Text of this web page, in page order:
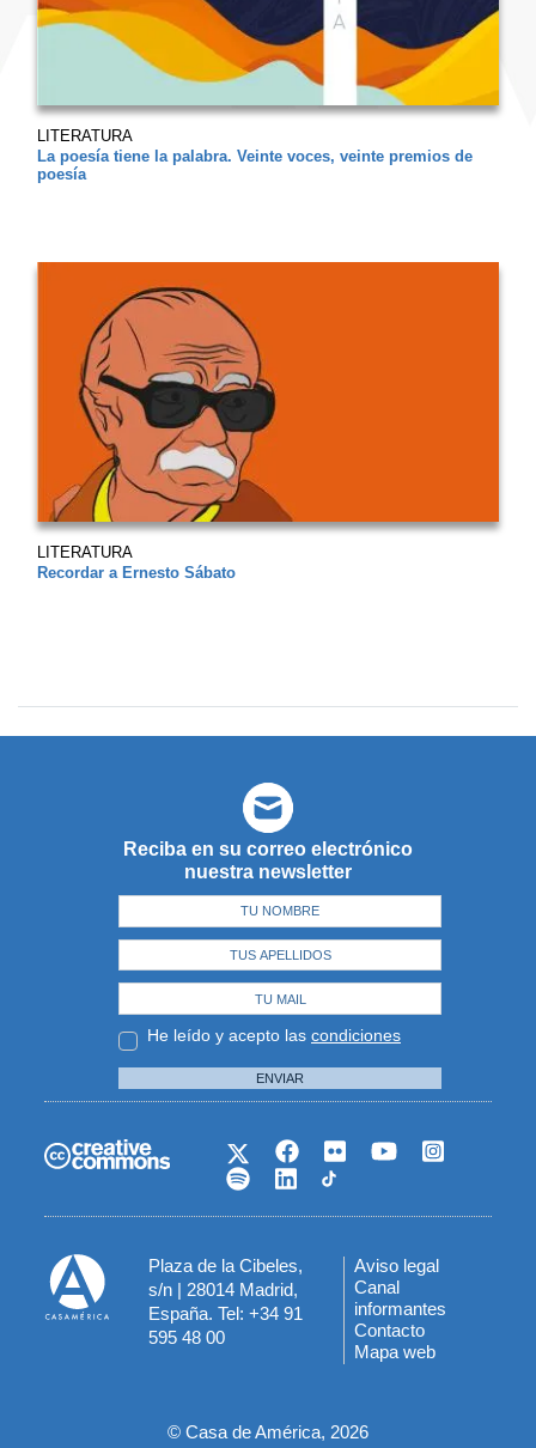
LITERATURA
La poesía tiene la palabra. Veinte voces, veinte premios de
poesía
LITERATURA
Recordar a Ernesto Sábato
Reciba en su correo electrónico
nuestra newsletter
He leído y acepto las condiciones
ENVIAR
Plaza de la Cibeles,
s/n | 28014 Madrid,
España. Tel: +34 91
595 48 00
Menú
del
pie
Aviso legal
Canal
informantes
Contacto
Mapa web
© Casa de América, 2026